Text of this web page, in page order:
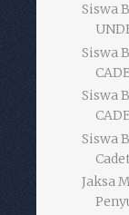
Siswa
Siswa
Siswa
Siswa
Jaksa